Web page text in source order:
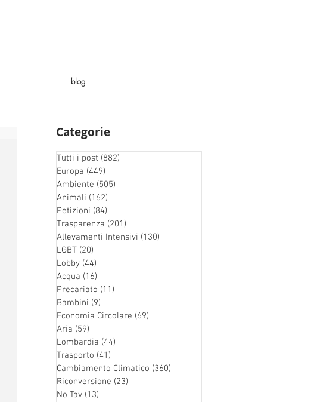
blog
Categorie
Tutti i post (882)
Europa (449)
Ambiente (505)
Animali (162)
Petizioni (84)
Trasparenza (201)
Allevamenti Intensivi (130)
LGBT (20)
Lobby (44)
Acqua (16)
Precariato (11)
Bambini (9)
Economia Circolare (69)
Aria (59)
Lombardia (44)
Trasporto (41)
Cambiamento Climatico (360)
Riconversione (23)
No Tav (13)